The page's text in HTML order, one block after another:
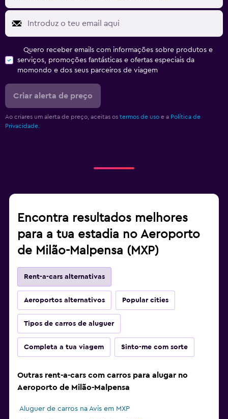
Quero receber emails com informações sobre produtos e
serviços, promoções fantásticas e ofertas especiais da
momondo e dos seus parceiros de viagem
Criar alerta de preço
Ao criares um alerta de preço, aceitas os termos de uso e a Política de
Privacidade.
Encontra resultados melhores
para a tua estadia no Aeroporto
de Milão-Malpensa (MXP)
Rent-a-cars alternativas
Aeroportos alternativos Popular cities
Tipos de carros de aluguer
Completa a tua viagem Sinto-me com sorte
Outras rent-a-cars com carros para alugar no
Aeroporto de Milão-Malpensa
Aluguer de carros na Avis em MXP